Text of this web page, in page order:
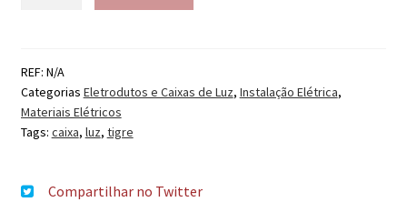
REF: N/A
Categorias Eletrodutos e Caixas de Luz, Instalação Elétrica,
Materiais Elétricos
Tags: caixa, luz, tigre
Compartilhar no Twitter